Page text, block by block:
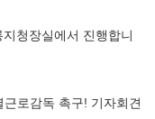
청장실에서 진행합니
로감독 촉구! 기자회견